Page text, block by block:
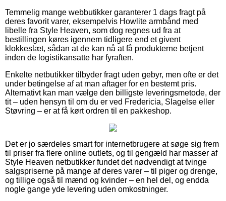
Temmelig mange webbutikker garanterer 1 dags fragt på
deres favorit varer, eksempelvis Howlite armbånd med
libelle fra Style Heaven, som dog regnes ud fra at
bestillingen køres igennem tidligere end et givent
klokkeslæt, sådan at de kan nå at få produkterne betjent
inden de logistikansatte har fyraften.
Enkelte netbutikker tilbyder fragt uden gebyr, men ofte er det
under betingelse af at man aftager for en bestemt pris.
Alternativt kan man vælge den billigste leveringsmetode, der
tit – uden hensyn til om du er ved Fredericia, Slagelse eller
Støvring – er at få kørt ordren til en pakkeshop.
Det er jo særdeles smart for internetbrugere at søge sig frem
til priser fra flere online outlets, og til gengæld har masser af
Style Heaven netbutikker fundet det nødvendigt at tvinge
salgspriserne på mange af deres varer – til piger og drenge,
og tillige også til mænd og kvinder – en hel del, og endda
nogle gange yde levering uden omkostninger.